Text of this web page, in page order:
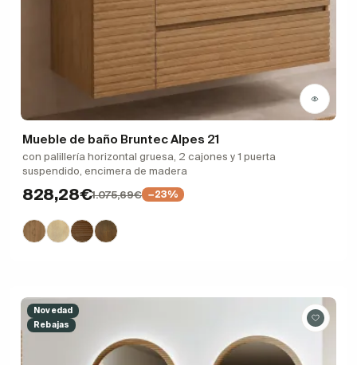
Mueble de baño Bruntec Alpes 21
con palillería horizontal gruesa, 2 cajones y 1 puerta
suspendido, encimera de madera
828,28€1.075,69€ −23%
Novedad
Rebajas